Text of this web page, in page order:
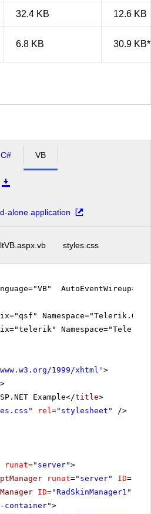
32.4 KB 12.6 KB
6.8 KB 30.9 KB*
C# VB
alone application
styles.css
1999/xhtml ' >
>
Example</title>
rel="stylesheet"
/>
runat="server">
runat="server" ID=
ID="RadSkinManager1"
container">